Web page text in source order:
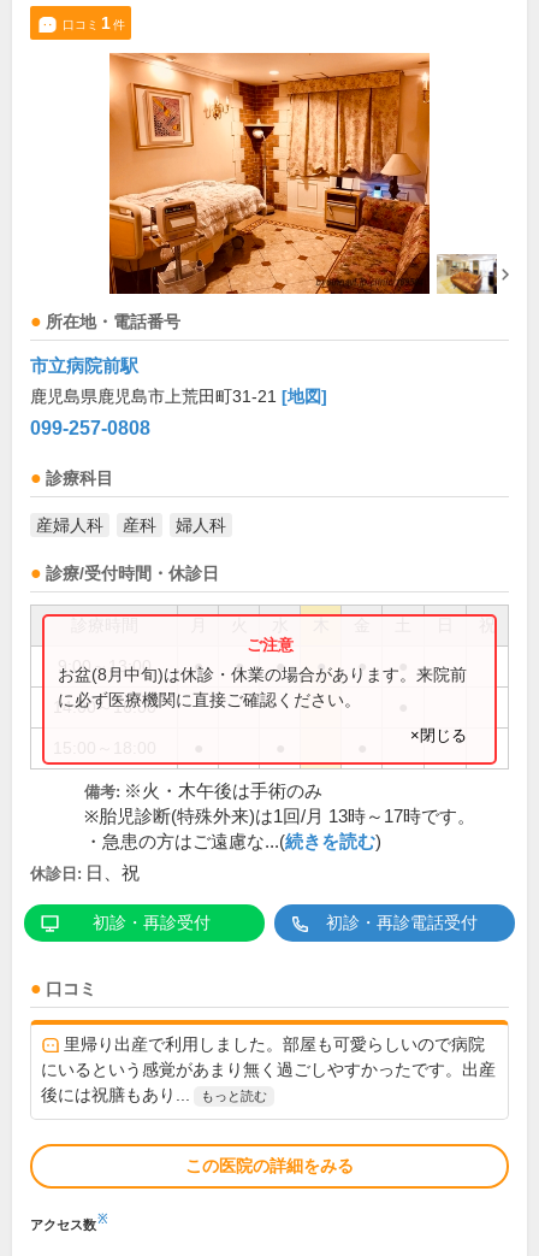
口コミ 1件
所在地・電話番号
市立病院前駅
鹿児島県鹿児島市上荒田町31-21 [地図]
099-257-0808
診療科目
産婦人科 産科 婦人科
診療/受付時間・休診日
祝
9:00～13:00 ● ● ● ● ●
14:00～16:00
お盆(8月中旬)は休診・休業の場合があります。来院前
に必ず医療機関に直接ご確認ください。
×閉じる
備考: ※火・木午後は手術のみ
※胎児診断(特殊外来)は1回/月 13時～17時です。
・急患の方はご遠慮な...(続きを読む)
休診日: 日、祝
初診・再診受付 初診・再診電話受付
口コミ
里帰り出産で利用しました。部屋も可愛らしいので病院
にいるという感覚があまり無く過ごしやすかったです。出産
後には祝膳もあり...
もっと読む
この医院の詳細をみる
アクセス数※